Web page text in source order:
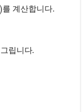
)를 계산합니다.
립니다.